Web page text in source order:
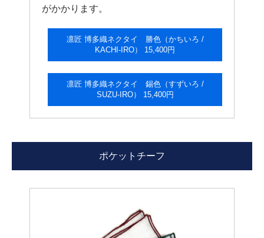
がかかります。
凛匠 博多織ネクタイ 勝色（かちいろ /
KACHI-IRO） 15,400円
凛匠 博多織ネクタイ 錫色（すずいろ /
SUZU-IRO） 15,400円
ポケットチーフ